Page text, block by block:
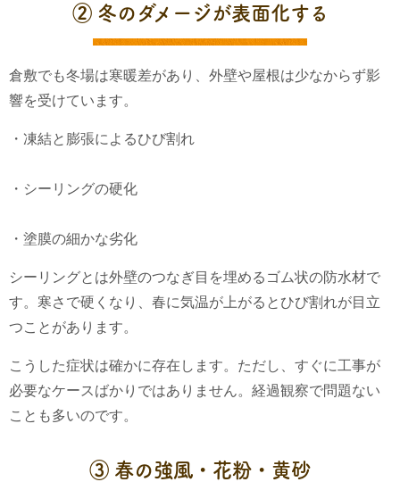
② 冬のダメージが表面化する
倉敷でも冬場は寒暖差があり、外壁や屋根は少なからず影
響を受けています。
・凍結と膨張によるひび割れ
・シーリングの硬化
・塗膜の細かな劣化
シーリングとは外壁のつなぎ目を埋めるゴム状の防水材で
す。寒さで硬くなり、春に気温が上がるとひび割れが目立
つことがあります。
こうした症状は確かに存在します。ただし、すぐに工事が
必要なケースばかりではありません。経過観察で問題ない
ことも多いのです。
③ 春の強風・花粉・黄砂